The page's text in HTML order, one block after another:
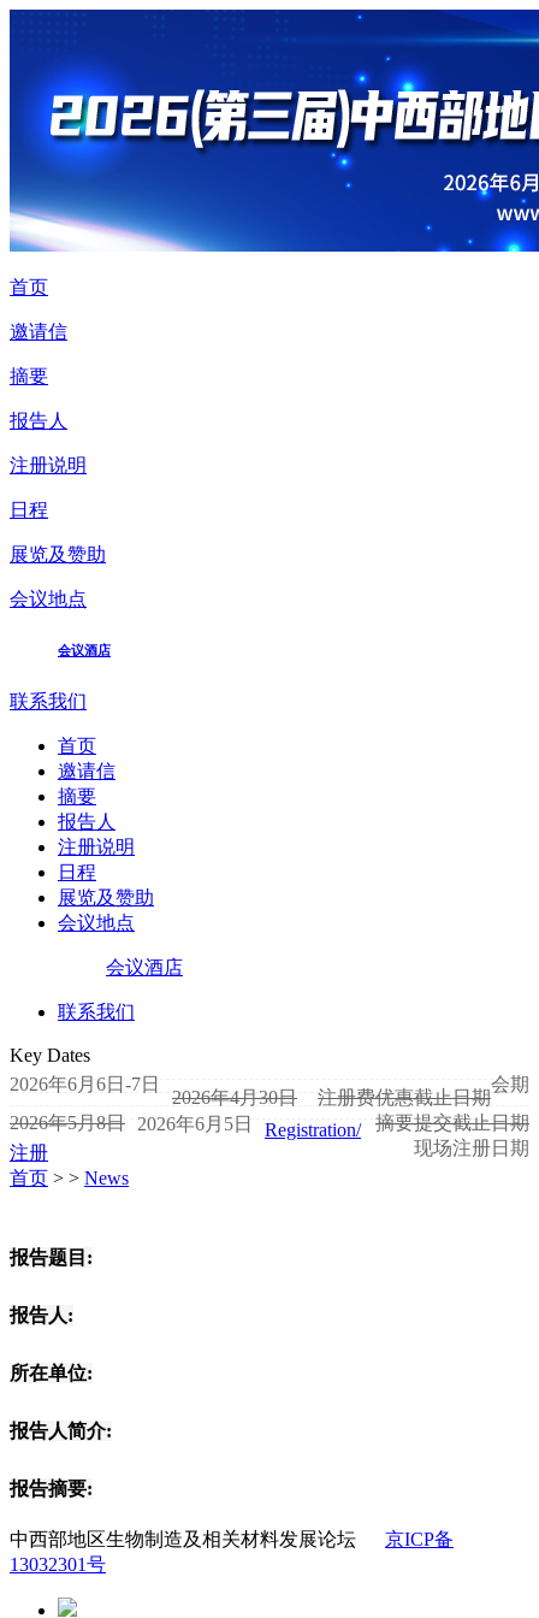
首页
邀请信
摘要
报告人
注册说明
日程
展览及赞助
会议地点
会议酒店
联系我们
首页
邀请信
摘要
报告人
注册说明
日程
展览及赞助
会议地点
会议酒店
联系我们
Key Dates
2026年6月6日-7日
会期
2026年4月30日
注册费优惠截止日期
2026年5月8日
摘要提交截止日期
2026年6月5日
现场注册日期
Registration/
注册
首页 > > News
报告题目:
报告人:
所在单位:
报告人简介:
报告摘要:
中西部地区生物制造及相关材料发展论坛 京ICP备
13032301号